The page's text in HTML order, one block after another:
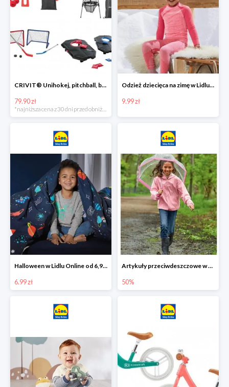
CRIVIT® Unihokej, pitchball, bean bag lub disc golf
79.90 zł
Odzież dziecięca na zimę w Lidlu Online od 9,99 zł
9.99 zł
Halloween w Lidlu Online od 6,99 zł
6.99 zł
Artykuły przeciwdeszczowe w Lodilu Online do -50%
50%